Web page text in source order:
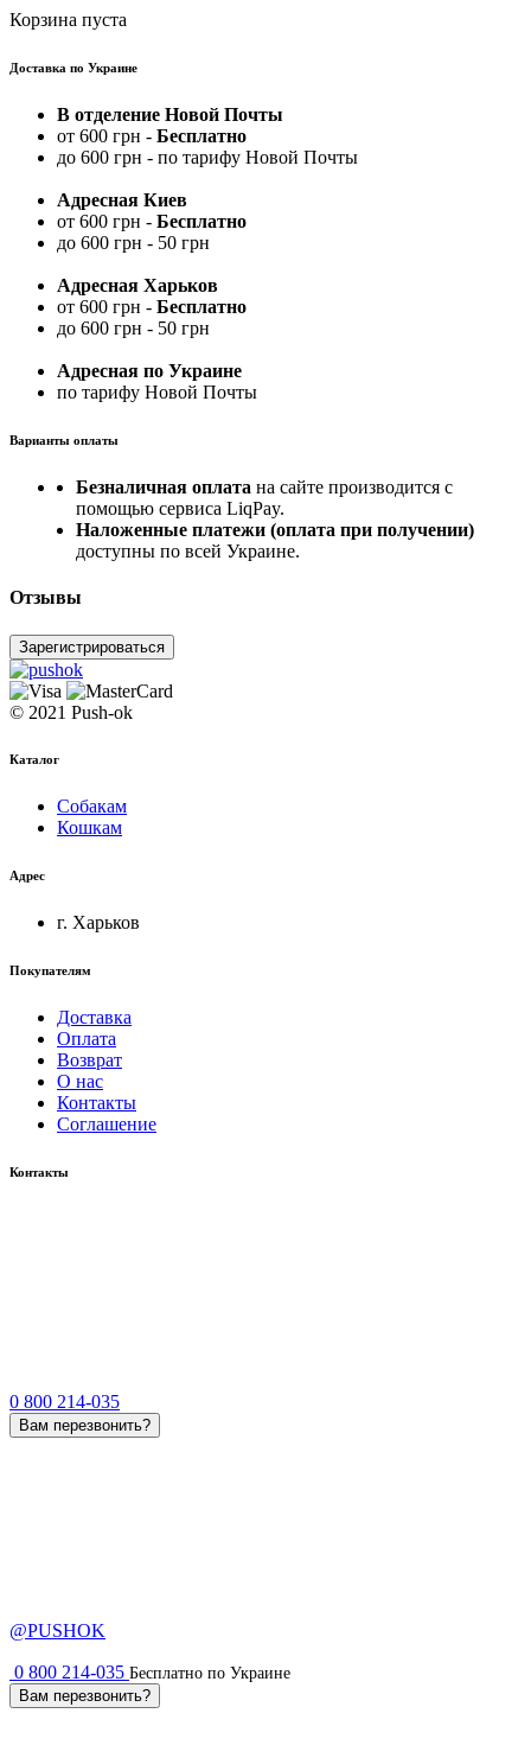
Корзина пуста
Доставка по Украине
В отделение Новой Почты
от 600 грн - Бесплатно
до 600 грн - по тарифу Новой Почты
Адресная Киев
от 600 грн - Бесплатно
до 600 грн - 50 грн
Адресная Харьков
от 600 грн - Бесплатно
до 600 грн - 50 грн
Адресная по Украине
по тарифу Новой Почты
Варианты оплаты
Безналичная оплата на сайте производится с
помощью сервиса LiqPay.
Наложенные платежи (оплата при получении)
доступны по всей Украине.
Отзывы
Зарегистрироваться
© 2021 Push-ok
Каталог
Собакам
Кошкам
Адрес
г. Харьков
Покупателям
Доставка
Оплата
Возврат
О нас
Контакты
Соглашение
Контакты
0 800 214-035
Вам перезвонить?
@PUSHOK
0 800 214-035 Бесплатно по Украине
Вам перезвонить?